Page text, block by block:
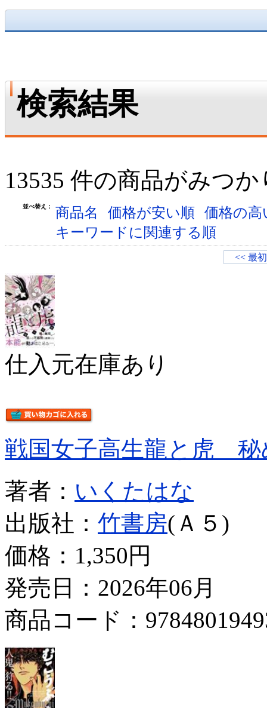
検索結果
13535 件の商品がみつ
並べ替え： 商品名 価格が安い順 価格の
キーワードに関連する順
<< 最初
仕入元在庫あり
戦国女子高生龍と虎 秘
著者： いくたはな
出版社： 竹書房(Ａ５)
価格： 1,350円
発売日：2026年06月
商品コード：